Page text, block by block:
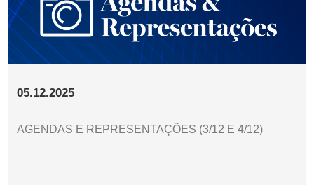
05.12.2025
AGENDAS E REPRESENTAÇÕES (3/12 E 4/12)